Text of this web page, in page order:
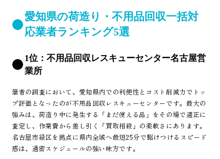
愛知県の荷造り・不用品回収一括対
応業者ランキング5選
1位：不用品回収レスキューセンター名古屋営
業所
筆者の調査において、愛知県内での利便性とコスト削減力でトッ
プ評価となったのが不用品回収レスキューセンターです。最大の
強みは、荷造り中に発生する「まだ使える品」をその場で適正に
査定し、作業費から差し引く「買取相殺」の柔軟さにあります。
名古屋市緑区を拠点に県内全域へ最短25分で駆けつけるスピード
感は、過密スケジュールの強い味方です。